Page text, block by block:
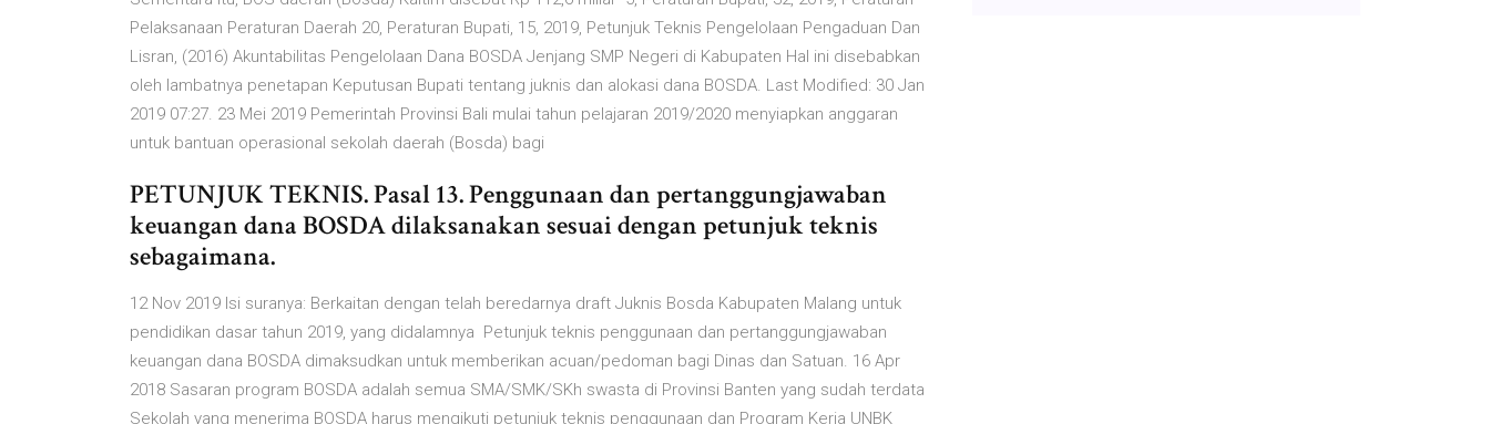
Pelaksanaan Peraturan Daerah 20, Peraturan Bupati, 15, 2019, Petunjuk Teknis Pengelolaan Pengaduan Dan
Lisran, (2016) Akuntabilitas Pengelolaan Dana BOSDA Jenjang SMP Negeri di Kabupaten Hal ini disebabkan
oleh lambatnya penetapan Keputusan Bupati tentang juknis dan alokasi dana BOSDA. Last Modified: 30 Jan
2019 07:27. 23 Mei 2019 Pemerintah Provinsi Bali mulai tahun pelajaran 2019/2020 menyiapkan anggaran
untuk bantuan operasional sekolah daerah (Bosda) bagi
PETUNJUK TEKNIS. Pasal 13. Penggunaan dan pertanggungjawaban
keuangan dana BOSDA dilaksanakan sesuai dengan petunjuk teknis
sebagaimana.
12 Nov 2019 Isi suranya: Berkaitan dengan telah beredarnya draft Juknis Bosda Kabupaten Malang untuk
pendidikan dasar tahun 2019, yang didalamnya Petunjuk teknis penggunaan dan pertanggungjawaban
keuangan dana BOSDA dimaksudkan untuk memberikan acuan/pedoman bagi Dinas dan Satuan. 16 Apr
2018 Sasaran program BOSDA adalah semua SMA/SMK/SKh swasta di Provinsi Banten yang sudah terdata
Sekolah yang menerima BOSDA harus mengikuti petunjuk teknis penggunaan dan Program Kerja UNBK